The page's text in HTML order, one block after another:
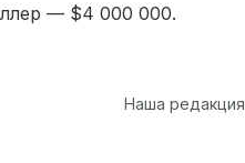
— $4 000 000.
Наша